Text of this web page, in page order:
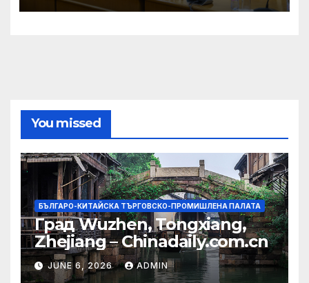
You missed
БЪЛГАРО-КИТАЙСКА ТЪРГОВСКО-ПРОМИШЛЕНА ПАЛАТА
Град Wuzhen, Tongxiang,
Zhejiang – Chinadaily.com.cn
JUNE 6, 2026 ADMIN